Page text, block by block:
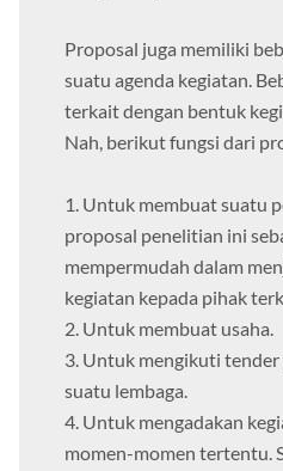
Proposal juga memiliki
suatu agenda kegiatan.
terkait dengan bentuk
Nah, berikut fungsi dari
1. Untuk membuat suatu
proposal penelitian ini
mempermudah dalam
kegiatan kepada pihak
2. Untuk membuat usaha.
3. Untuk mengikuti tender
suatu lembaga.
4. Untuk mengadakan
momen-momen tertentu.